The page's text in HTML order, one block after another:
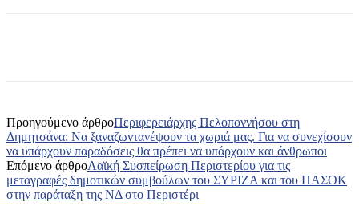
Προηγούμενο άρθροΠεριφερειάρχης Πελοποννήσου στη
Δημητσάνα: Να ξαναζωντανέψουν τα χωριά μας. Για να συνεχίσουν
να υπάρχουν παραδόσεις θα πρέπει να υπάρχουν και άνθρωποι
Επόμενο άρθροΛαϊκή Συσπείρωση Περιστερίου για τις
μεταγραφές δημοτικών συμβούλων του ΣΥΡΙΖΑ και του ΠΑΣΟΚ
στην παράταξη της ΝΔ στο Περιστέρι